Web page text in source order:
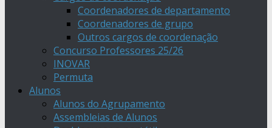
Coordenadores de departamento
Coordenadores de grupo
Outros cargos de coordenação
Concurso Professores 25/26
INOVAR
Permuta
Alunos
Alunos do Agrupamento
Assembleias de Alunos